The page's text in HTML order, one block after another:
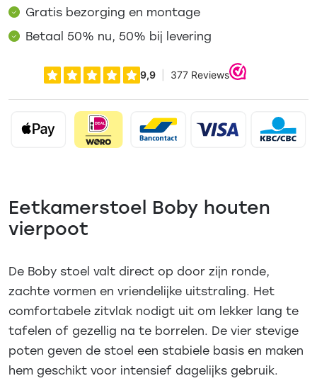
Gratis bezorging en montage
Betaal 50% nu, 50% bij levering
Eetkamerstoel Boby houten
vierpoot
De Boby stoel valt direct op door zijn ronde,
zachte vormen en vriendelijke uitstraling. Het
comfortabele zitvlak nodigt uit om lekker lang te
tafelen of gezellig na te borrelen. De vier stevige
poten geven de stoel een stabiele basis en maken
hem geschikt voor intensief dagelijks gebruik.